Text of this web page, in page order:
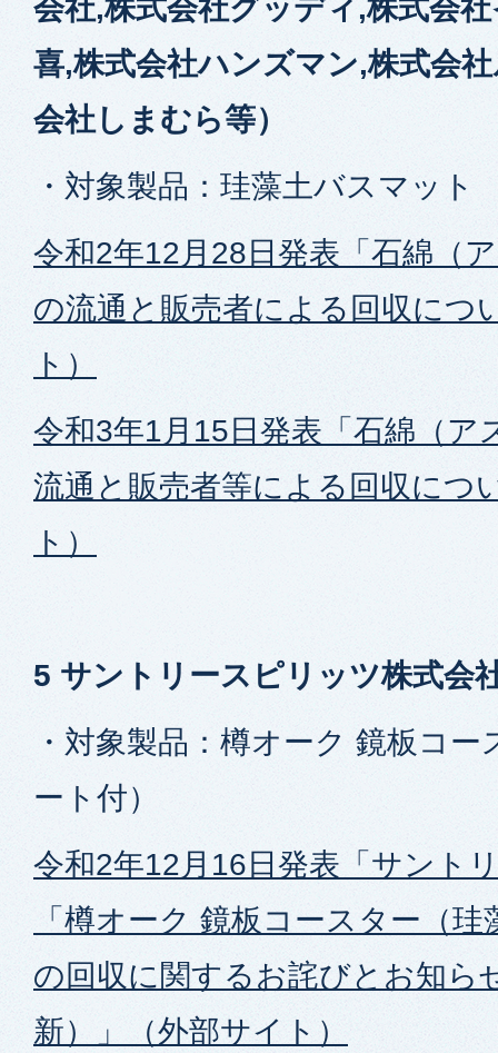
会社,株式会社グッディ,株式会
喜,株式会社ハンズマン,株式会
会社しまむら等）
・対象製品：珪藻土バスマット
令和2年12月28日発表「石綿（
の流通と販売者による回収につ
ト）
令和3年1月15日発表「石綿（ア
流通と販売者等による回収につ
ト）
5 サントリースピリッツ株式会
・対象製品：樽オーク 鏡板コ
ート付）
令和2年12月16日発表「サント
「樽オーク 鏡板コースター（
の回収に関するお詫びとお知ら
新）」（外部サイト）